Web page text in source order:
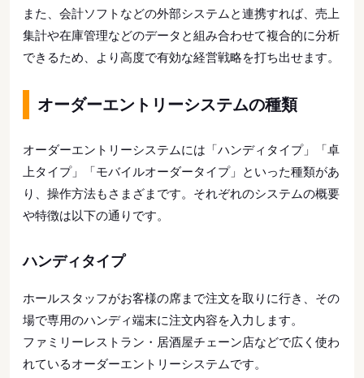
また、会計ソフトなどの外部システムと連携すれば、売上
集計や在庫管理などのデータと組み合わせて複合的に分析
できるため、より高度で有効な経営戦略を打ち出せます。
オーダーエントリーシステムの種類
オーダーエントリーシステムには「ハンディタイプ」「卓
上タイプ」「モバイルオーダータイプ」といった種類があ
り、操作方法もさまざまです。それぞれのシステムの概要
や特徴は以下の通りです。
ハンディタイプ
ホールスタッフがお客様の席まで注文を取りに行き、その
場で専用のハンディ端末に注文内容を入力します。
ファミリーレストラン・居酒屋チェーン店などで広く使わ
れているオーダーエントリーシステムです。